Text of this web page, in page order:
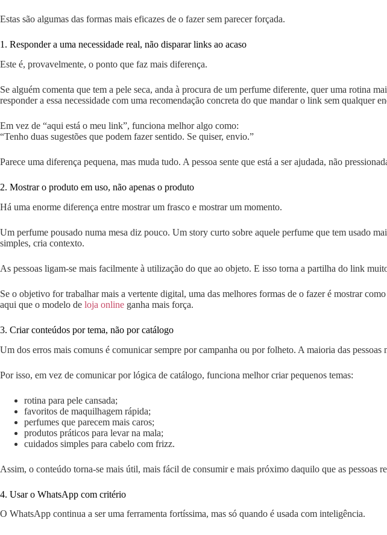
Estas são algumas das formas mais eficazes de o fazer sem parecer forçada.
1. Responder a uma necessidade real, não disparar links ao acaso
Este é, provavelmente, o ponto que faz mais diferença.
Se alguém comenta que tem a pele seca, anda à procura de um perfume diferente, quer uma rotina
responder a essa necessidade com uma recomendação concreta do que mandar o link sem qualquer
Em vez de “aqui está o meu link”, funciona melhor algo como:
“Tenho duas sugestões que podem fazer sentido. Se quiser, envio.”
Parece uma diferença pequena, mas muda tudo. A pessoa sente que está a ser ajudada, não
2. Mostrar o produto em uso, não apenas o produto
Há uma enorme diferença entre mostrar um frasco e mostrar um momento.
Um perfume pousado numa mesa diz pouco. Um story curto sobre aquele perfume que tem usado
simples, cria contexto.
As pessoas ligam-se mais facilmente à utilização do que ao objeto. E isso torna a partilha do link
Se o objetivo for trabalhar mais a vertente digital, uma das melhores formas de o fazer é mostrar
aqui que o modelo de loja online ganha mais força.
3. Criar conteúdos por tema, não por catálogo
Um dos erros mais comuns é comunicar sempre por campanha ou por folheto. A maioria das
Por isso, em vez de comunicar por lógica de catálogo, funciona melhor criar pequenos temas:
rotina para pele cansada;
favoritos de maquilhagem rápida;
perfumes que parecem mais caros;
produtos práticos para levar na mala;
cuidados simples para cabelo com frizz.
Assim, o conteúdo torna-se mais útil, mais fácil de consumir e mais próximo daquilo que as pessoas
4. Usar o WhatsApp com critério
O WhatsApp continua a ser uma ferramenta fortíssima, mas só quando é usada com inteligência.